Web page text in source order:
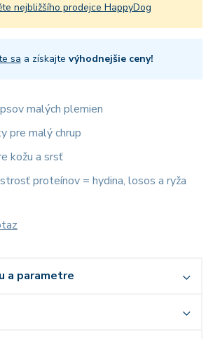
nejbližšího prodejce HappyDog
sa a získajte výhodnejšie ceny!
malých plemien
pre malý chrup
kožu a srsť
proteínov = hydina, losos a ryža
a parametre